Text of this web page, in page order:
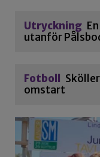
Utryckning
utanför
Fotboll
omstart